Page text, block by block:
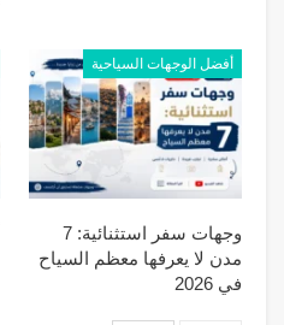
أفضل الوجهات السياحية
وجهات سفر استثنائية: 7
مدن لا يعرفها معظم السياح
في 2026